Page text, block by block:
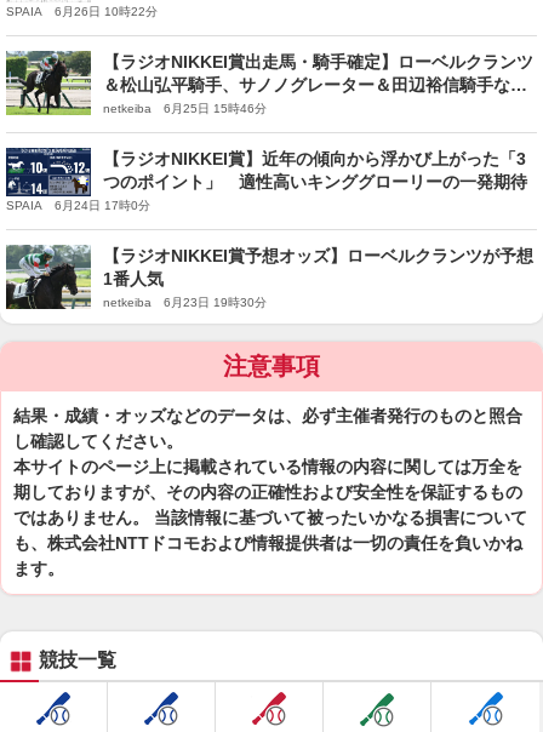
ーは7枠14番
SPAIA 6月26日 10時22分
【ラジオNIKKEI賞出走馬・騎手確定】ローベルクランツ
＆松山弘平騎手、サノノグレーター＆田辺裕信騎手など
16頭
netkeiba 6月25日 15時46分
【ラジオNIKKEI賞】近年の傾向から浮かび上がった「3
つのポイント」 適性高いキンググローリーの一発期待
SPAIA 6月24日 17時0分
【ラジオNIKKEI賞予想オッズ】ローベルクランツが予想
1番人気
netkeiba 6月23日 19時30分
注意事項
結果・成績・オッズなどのデータは、必ず主催者発行のものと照合
し確認してください。
本サイトのページ上に掲載されている情報の内容に関しては万全を
期しておりますが、その内容の正確性および安全性を保証するもの
ではありません。 当該情報に基づいて被ったいかなる損害について
も、株式会社NTTドコモおよび情報提供者は一切の責任を負いかね
ます。
競技一覧